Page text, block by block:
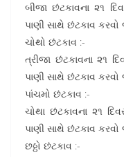
બીજા છંટકાવના ૨૧
પાણી સાથે છંટકાવ
ચોથો છંટકાવ :-
ત્રીજા છંટકાવના ૨૧
પાણી સાથે છંટકાવ
પાંચમો છંટકાવ :-
ચોથા છંટકાવના ૨૧
પાણી સાથે છંટકાવ
છઠ્ઠો છંટકાવ :-